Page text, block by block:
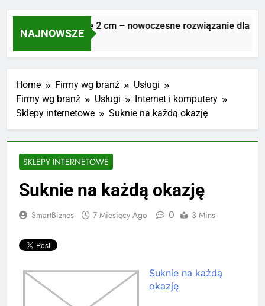
NAJNOWSZE
Płyty tarasowe 2 cm – nowoczesne rozwiązanie dla
7 Dni Ago
Home Firmy wg branż
Usługi
Firmy wg branż
Usługi
Internet i komputery
Sklepy internetowe
Suknie na każdą okazję
SKLEPY INTERNETOWE
Suknie na każdą okazję
SmartBiznes 7 Miesięcy Ago 0 3 Mins
Suknie na każdą
okazję